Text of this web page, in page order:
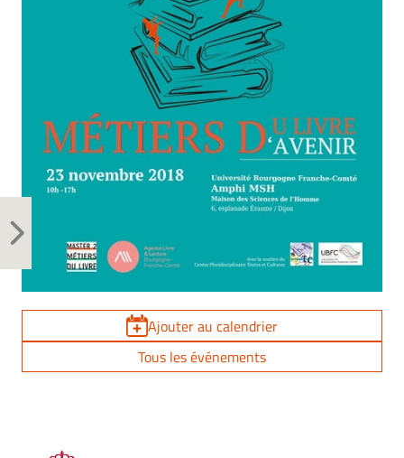
Ajouter au calendrier
Tous les événements